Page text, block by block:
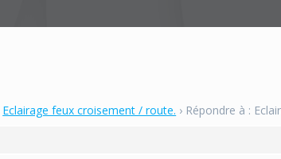
Eclairage feux croisement / route. › Répondre à :